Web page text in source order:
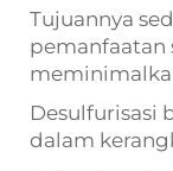
Tujuannya
pemanfaatan
Desulfurisasi
dalam